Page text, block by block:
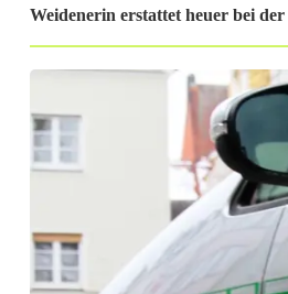
Weidenerin erstattet heuer bei